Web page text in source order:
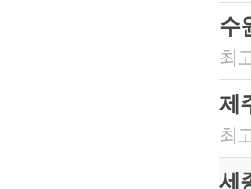
수
최
제
최
세